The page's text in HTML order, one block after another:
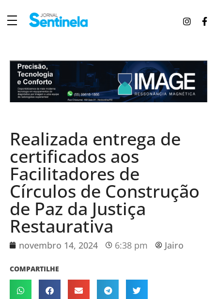
Realizada entrega de
certificados aos
Facilitadores de
Círculos de Construção
de Paz da Justiça
Restaurativa
novembro 14, 2024 6:38 pm Jairo
COMPARTILHE